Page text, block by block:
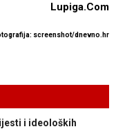
Lupiga.Com
screenshot/dnevno.hr
i ideoloških